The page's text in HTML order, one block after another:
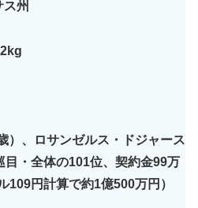
州
）、ロサンゼルス・ドジャース
目・全体の101位、契約金99万
109円計算で約1億500万円）